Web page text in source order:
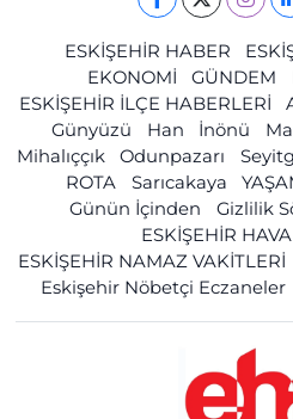
ESKİŞEHİR HABER
EKONOMİ
GÜNDEM
ESKİŞEHİR İLÇE HABERLERİ
Günyüzü
Han İnönü
Mihalıççık
Odunpazarı
ROTA
Sarıcakaya
Günün İçinden
Gizlilik
ESKİŞEHİR
ESKİŞEHİR NAMAZ VAKİTLERİ
Eskişehir Nöbetçi Eczaneler